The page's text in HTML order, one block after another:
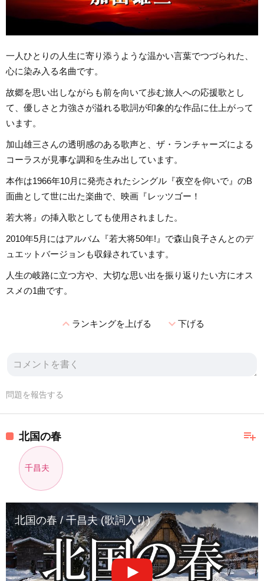
一人ひとりの人生に寄り添うような温かい言葉でつづられた、
心に染み入る名曲です。
故郷を思い出しながらも前を向いて歩む旅人への応援歌とし
て、優しさと力強さが溢れる歌詞が印象的な作品に仕上がって
います。
加山雄三さんの透明感のある歌声と、ザ・ランチャーズによる
コーラスが見事な調和を生み出しています。
本作は1966年10月に発売されたシングル『夜空を仰いで』のB
面曲として世に出た楽曲で、映画『レッツゴー！
若大将』の挿入歌としても使用されました。
2010年5月にはアルバム『若大将50年!』で森山良子さんとのデ
ュエットバージョンも収録されています。
人生の岐路に立つ方や、大切な思い出を振り返りたい方にオス
スメの1曲です。
expand_lessランキングを上げる expand_more下げる
問題を報告する
playlist_add
北国の春
千昌夫
北国の春 / 千昌夫 (歌詞入り)